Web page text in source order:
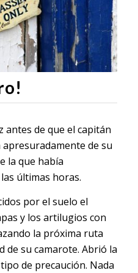
antes de que el capitán
de su
la que había
últimas horas.
por el suelo el
y los artilugios con
la próxima ruta
de su camarote. Abrió la
de precaución. Nada